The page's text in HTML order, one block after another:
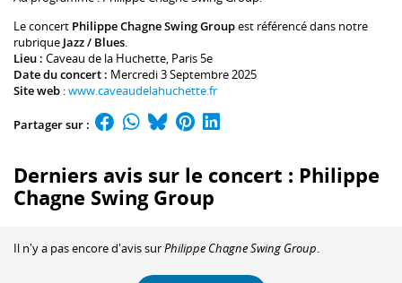
Le concert Philippe Chagne Swing Groupest référencé dans notre
rubrique Jazz / Blues.
Lieu : Caveau de la Huchette, Paris 5e
Date du concert : Mercredi 3 Septembre 2025
Site web :www.caveaudelahuchette.fr
Partager sur :
Derniers avis sur le concert : Philippe
Chagne Swing Group
Il n'y a pas encore d'avis surPhilippe Chagne Swing Group.